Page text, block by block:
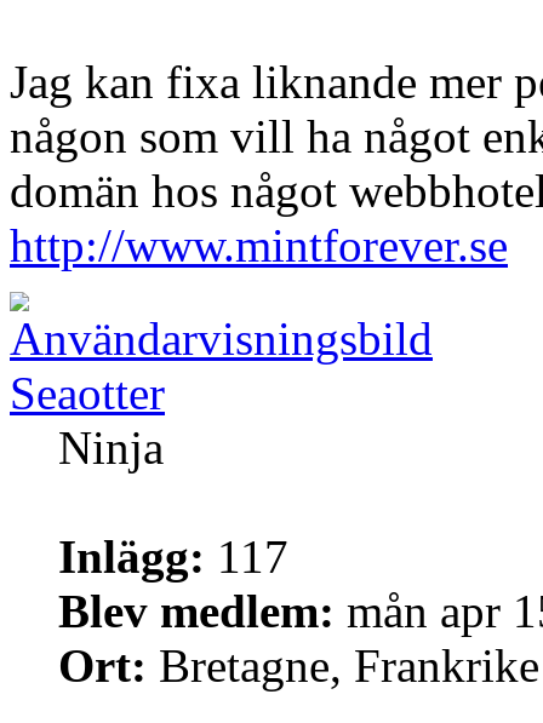
Jag kan fixa liknande mer
någon som vill ha något
domän hos något
http://www.mintforever.se
Seaotter
Ninja
Inlägg: 117
Blev medlem: mån apr
Ort: Bretagne, Frankrike